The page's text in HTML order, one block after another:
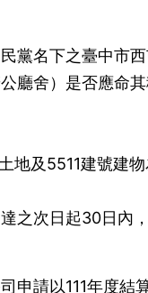
黨名下之臺中市
廳舍）是否應命
地及5511建號建
之次日起30日內
申請以111年度結